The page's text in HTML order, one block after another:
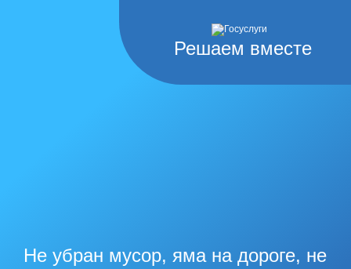
Решаем вместе
Не убран мусор, яма на дороге, не